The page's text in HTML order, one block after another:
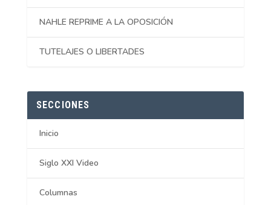
NAHLE REPRIME A LA OPOSICIÓN
TUTELAJES O LIBERTADES
SECCIONES
Inicio
Siglo XXI Video
Columnas